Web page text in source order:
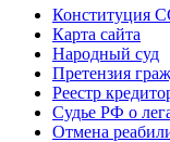
Конституция
Карта сайта
Народный суд
Претензия
Реестр
Судье РФ о
Отмена